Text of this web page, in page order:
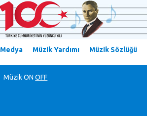
Medya Müzik Yardımı Müzik Sözlüğü
MüzikON OFF